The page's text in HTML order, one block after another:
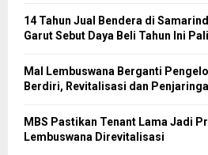
14 Tahun Jual Bendera di
Garut Sebut Daya Beli Tahun Ini
Mal Lembuswana Berganti
Berdiri, Revitalisasi dan
MBS Pastikan Tenant Lama Jadi
Lembuswana Direvitalisasi